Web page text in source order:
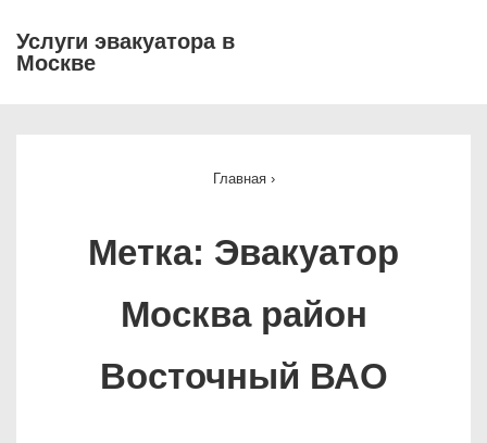
Перейти
Услуги эвакуатора в
Москве
Главная ›
Метка: Эвакуатор
Москва район
Восточный ВАО